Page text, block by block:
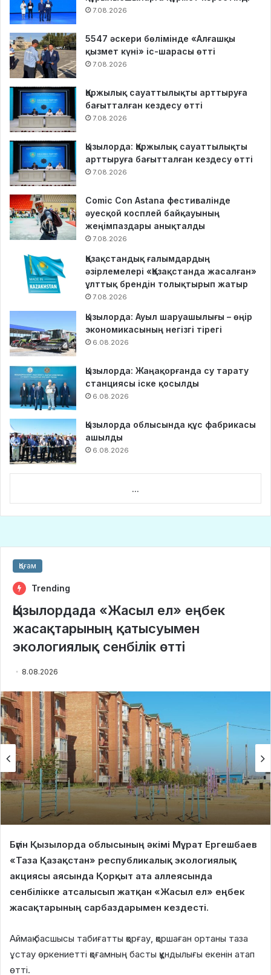
7.08.2026
5547 әскери бөлімінде «Алғашқы
қызмет күні» іс-шарасы өтті
7.08.2026
Қаржылық сауаттылықты арттыруға
бағытталған кездесу өтті
7.08.2026
Қызылорда: Қаржылық сауаттылықты
арттыруға бағытталған кездесу өтті
7.08.2026
Comic Con Astana фестивалінде
әуесқой косплей байқауының
жеңімпаздары анықталды
7.08.2026
Қазақстандық ғалымдардың
әзірлемелері «Қазақстанда жасалған»
ұлттық брендін толықтырып жатыр
7.08.2026
Қызылорда: Ауыл шаруашылығы – өңір
экономикасының негізгі тірегі
6.08.2026
Қызылорда: Жаңақорғанда су тарату
станциясы іске қосылды
6.08.2026
Қызылорда облысында құс фабрикасы
ашылды
6.08.2026
...